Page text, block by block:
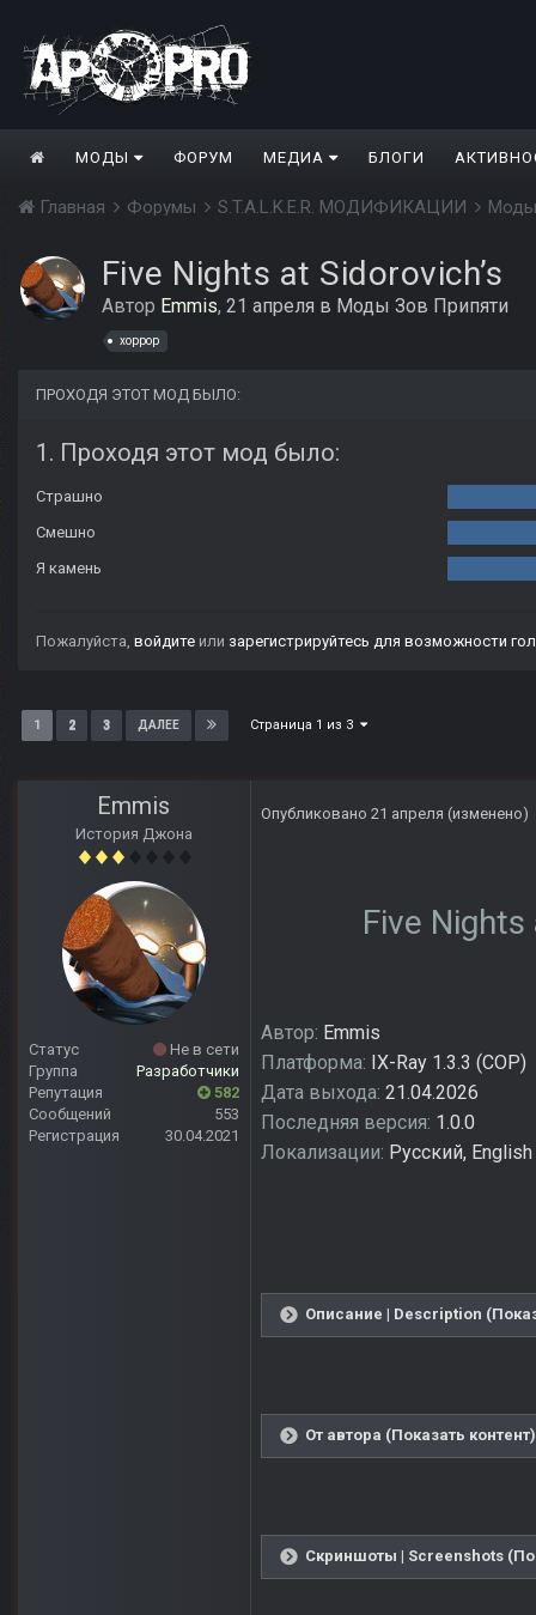
МОДЫ ФОРУМ МЕДИА БЛОГИ
Главная Форумы S.T.A.L.K.E.R. МОДИФИКАЦИИ
Five Nights at Sidorovich’s
Автор Emmis, 21 апреля в Моды Зов Припяти
хоррор
ПРОХОДЯ ЭТОТ МОД БЫЛО:
1. Проходя этот мод было:
Страшно
Смешно
Я камень
Пожалуйста, войдите или зарегистрируйтесь для возможности
1 2 3 ДАЛЕЕ Страница 1 из 3
Emmis
История Джона
Статус
Не в сети
Группа
Разработчики
Репутация
582
Сообщений
553
Регистрация
30.04.2021
Опубликовано 21 апреля (изменено)
Five
Автор: Emmis
Платформа: IX-Ray 1.3.3 (COP)
Дата выхода: 21.04.2026
Последняя версия: 1.0.0
Локализации: Русский, English
Описание | Description
От автора (Показать контент)
Скриншоты | Screenshots